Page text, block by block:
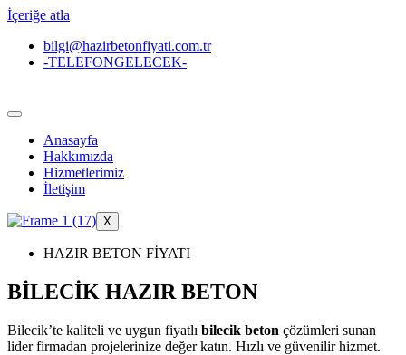
İçeriğe atla
bilgi@hazirbetonfiyati.com.tr
-TELEFONGELECEK-
Anasayfa
Hakkımızda
Hizmetlerimiz
İletişim
X
HAZIR BETON FİYATI
BİLECİK HAZIR BETON
Bilecik’te kaliteli ve uygun fiyatlı bilecik beton çözümleri sunan
lider firmadan projelerinize değer katın. Hızlı ve güvenilir hizmet.